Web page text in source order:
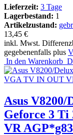
Lieferzeit: 3 Tage
Lagerbestand: 1
Artikelzustand:
13,45 €
inkl. Mwst.
gegebenenfalls plus
In den Warenkorb
Asus
Geforce 3
VR